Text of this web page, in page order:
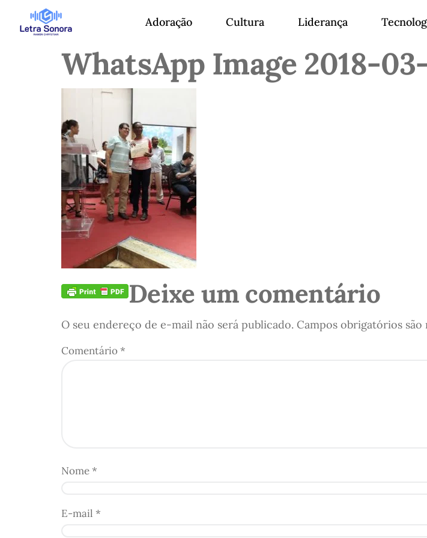
Adoração Cultura Liderança
WhatsApp Image 2018-
Deixe um comentário
O seu endereço de e-mail não será publicado. Campos obrigatórios são
Comentário*
Nome*
E-mail *